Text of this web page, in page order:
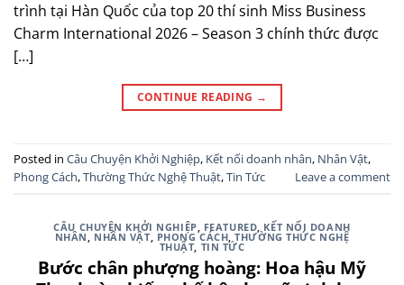
trình tại Hàn Quốc của top 20 thí sinh Miss Business
Charm International 2026 – Season 3 chính thức được
[…]
CONTINUE READING →
Posted in Câu Chuyện Khởi Nghiệp, Kết nối doanh nhân, Nhân Vật,
Phong Cách,Thường Thức Nghệ Thuật,Tin Tức Leave a comment
CÂU CHUYỆN KHỞI NGHIỆP, FEATURED, KẾT NỐI DOANH
NHÂN, NHÂN VẬT, PHONG CÁCH,THƯỜNG THỨC NGHỆ
THUẬT, TIN TỨC
Bước chân phượng hoàng: Hoa hậu Mỹ